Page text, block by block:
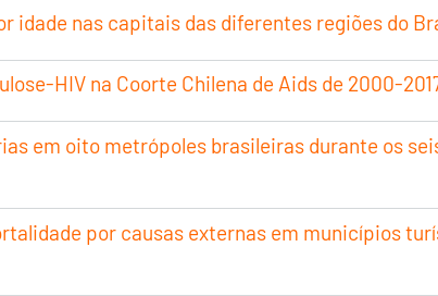
idade nas capitais das diferentes regiões do
HIV na Coorte Chilena de Aids de 2000-
em oito metrópoles brasileiras durante os
por causas externas em municípios